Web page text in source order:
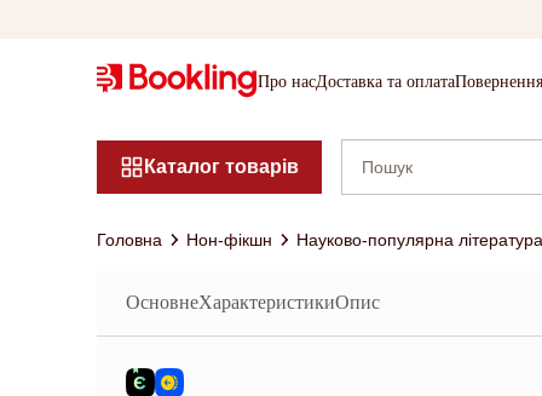
Про насДоставка та оплата
Каталог товарів
Головна Нон-фікшн Науково-популярна література
ОсновнеХарактеристикиОпис